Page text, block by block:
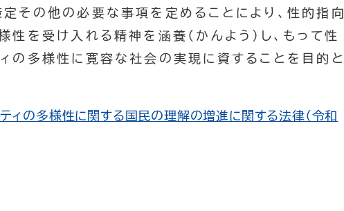
その他の必要な事項を定めることにより、性的指向
性を受け入れる精神を涵養（かんよう）し、もって性
の多様性に寛容な社会の実現に資することを目的と
ィの多様性に関する国民の理解の増進に関する法律（令和